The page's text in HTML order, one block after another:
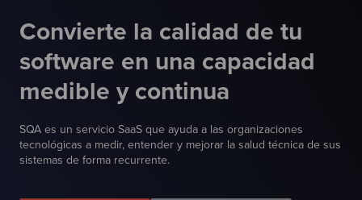
Convierte la calidad de tu
software en una capacidad
medible y continua
SQA es un servicio SaaS que ayuda a las organizaciones
tecnológicas a medir, entender y mejorar la salud técnica de sus
sistemas de forma recurrente.